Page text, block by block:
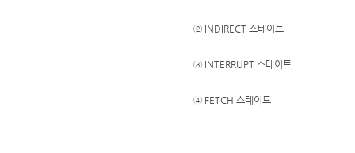
② INDIRECT 스테이트
③ INTERRUPT 스테이트
④ FETCH 스테이트